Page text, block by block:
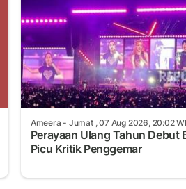
Ameera - Jumat , 07 Aug 2026, 20:02
Perayaan Ulang Tahun Debut
Picu Kritik Penggemar